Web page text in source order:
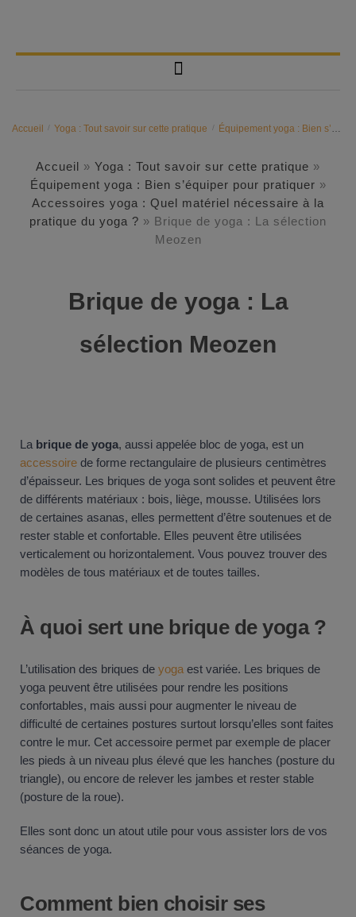
Accueil / Yoga : Tout savoir sur cette pratique / Équipement yoga : Bien s’équiper pour pratiquer
Accueil » Yoga : Tout savoir sur cette pratique »
Équipement yoga : Bien s’équiper pour pratiquer »
Accessoires yoga : Quel matériel nécessaire à la
pratique du yoga ? » Brique de yoga : La sélection
Meozen
Brique de yoga : La
sélection Meozen
La brique de yoga, aussi appelée bloc de yoga, est un
accessoire de forme rectangulaire de plusieurs centimètres
d’épaisseur. Les briques de yoga sont solides et peuvent être
de différents matériaux : bois, liège, mousse. Utilisées lors
de certaines asanas, elles permettent d’être soutenues et de
rester stable et confortable. Elles peuvent être utilisées
verticalement ou horizontalement. Vous pouvez trouver des
modèles de tous matériaux et de toutes tailles.
À quoi sert une brique de yoga ?
L’utilisation des briques de yoga est variée. Les briques de
yoga peuvent être utilisées pour rendre les positions
confortables, mais aussi pour augmenter le niveau de
difficulté de certaines postures surtout lorsqu’elles sont faites
contre le mur. Cet accessoire permet par exemple de placer
les pieds à un niveau plus élevé que les hanches (posture du
triangle), ou encore de relever les jambes et rester stable
(posture de la roue).
Elles sont donc un atout utile pour vous assister lors de vos
séances de yoga.
Comment bien choisir ses